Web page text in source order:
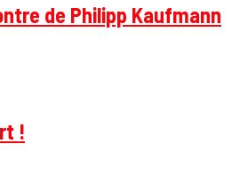
de Philipp Kaufmann
!